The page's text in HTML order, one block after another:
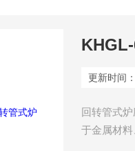
更新时间：
回转管式
于金属材